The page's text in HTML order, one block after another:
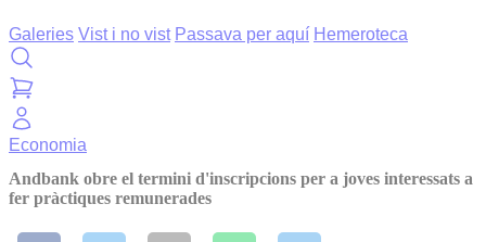
Galeries Vist i no vist Passava per aquí Hemeroteca
Economia
Andbank obre el termini d'inscripcions per a joves interessats a
fer pràctiques remunerades